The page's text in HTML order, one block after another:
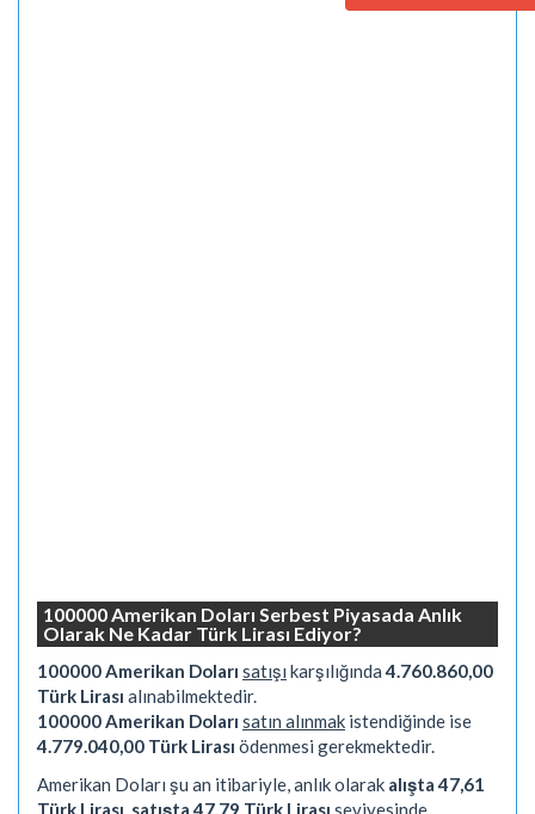
100000 Amerikan Doları Serbest Piyasada Anlık
Olarak Ne Kadar Türk Lirası Ediyor?
100000 Amerikan Doları satışı karşılığında4.760.860,00
Türk Lirası alınabilmektedir.
100000 Amerikan Doları satın alınmak istendiğinde ise
4.779.040,00 Türk Lirası ödenmesi gerekmektedir.
Amerikan Doları şu an itibariyle, anlık olarak alışta 47,61
Türk Lirası satışta 47,79 Türk Lirası seviyesinde